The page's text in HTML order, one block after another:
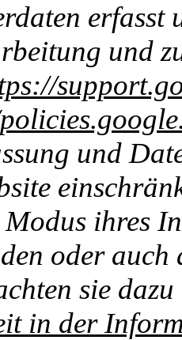
erfasst
und
und
ihres
oder auch
sie
in der